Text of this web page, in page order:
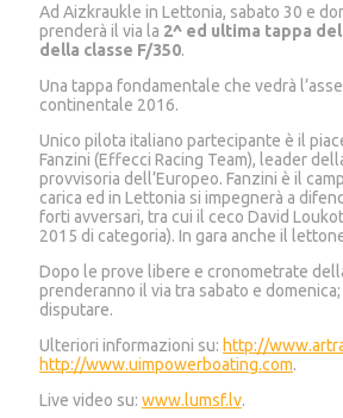
Ad Aizkraukle in Lettonia, sabato 30 e
prenderà il via la 2^ ed ultima tappa
della classe F/350.
Una tappa fondamentale che vedrà
continentale 2016.
Unico pilota italiano partecipante è il
Fanzini (Effecci Racing Team), leader
provvisoria dell’Europeo. Fanzini è il
carica ed in Lettonia si impegnerà a
forti avversari, tra cui il ceco David
2015 di categoria). In gara anche il
Dopo le prove libere e cronometrate
prenderanno il via tra sabato e
disputare.
Ulteriori informazioni su: http://
http://www.uimpowerboating.com.
Live video su: www.lumsf.lv.